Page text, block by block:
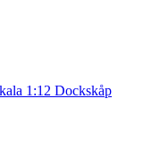
1:12 Dockskåp